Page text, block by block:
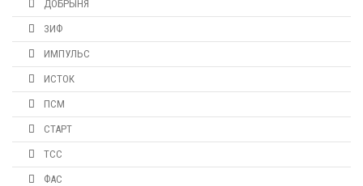
ДОБРЫНЯ
ЗИФ
ИМПУЛЬС
ИСТОК
ПСМ
СТАРТ
ТСС
ФАС